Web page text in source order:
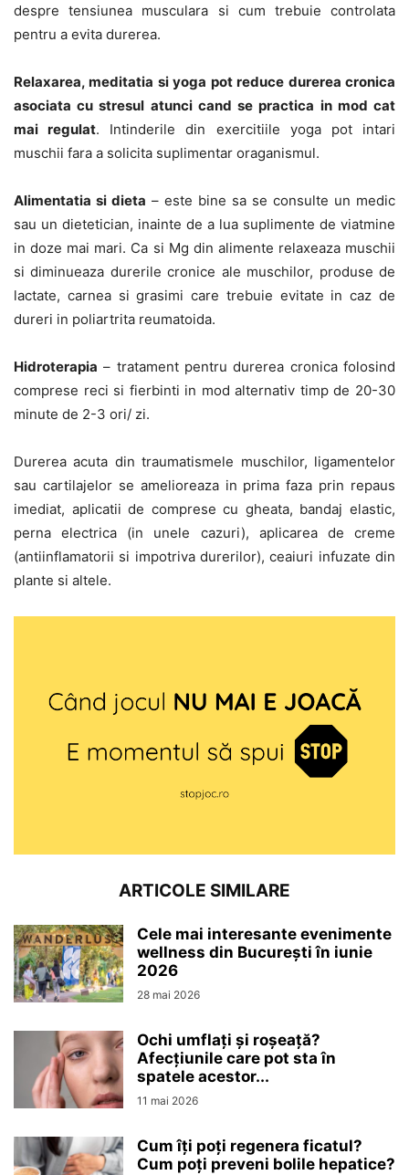
despre tensiunea musculara si cum trebuie controlata
pentru a evita durerea.
Relaxarea, meditatia si yoga pot reduce durerea cronica
asociata cu stresul atunci cand se practica in mod cat
mai regulat. Intinderile din exercitiile yoga pot intari
muschii fara a solicita suplimentar oraganismul.
Alimentatia si dieta – este bine sa se consulte un medic
sau un dietetician, inainte de a lua suplimente de viatmine
in doze mai mari. Ca si Mg din alimente relaxeaza muschii
si diminueaza durerile cronice ale muschilor, produse de
lactate, carnea si grasimi care trebuie evitate in caz de
dureri in poliartrita reumatoida.
Hidroterapia – tratament pentru durerea cronica folosind
comprese reci si fierbinti in mod alternativ timp de 20-30
minute de 2-3 ori/ zi.
Durerea acuta din traumatismele muschilor, ligamentelor
sau cartilajelor se amelioreaza in prima faza prin repaus
imediat, aplicatii de comprese cu gheata, bandaj elastic,
perna electrica (in unele cazuri), aplicarea de creme
(antiinflamatorii si impotriva durerilor), ceaiuri infuzate din
plante si altele.
ARTICOLE SIMILARE
Cele mai interesante evenimente
wellness din București în iunie
2026
28 mai 2026
Ochi umflați și roșeață?
Afecțiunile care pot sta în
spatele acestor...
11 mai 2026
Cum îți poți regenera ficatul?
Cum poți preveni bolile hepatice?